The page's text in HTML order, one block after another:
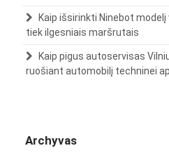
Kaip išsirinkti Ninebot
tiek ilgesniais maršrutais
Kaip pigus autoservisas
ruošiant automobilį techninei
Archyvas